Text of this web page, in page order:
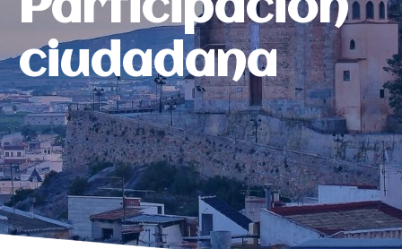
Participación
ciudadana